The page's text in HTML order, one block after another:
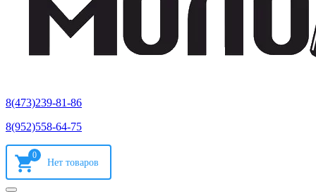
8(473)239-81-86
8(952)558-64-75
0